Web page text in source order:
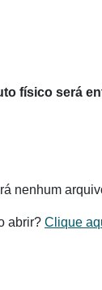
físico será
nenhum
abrir? Clique